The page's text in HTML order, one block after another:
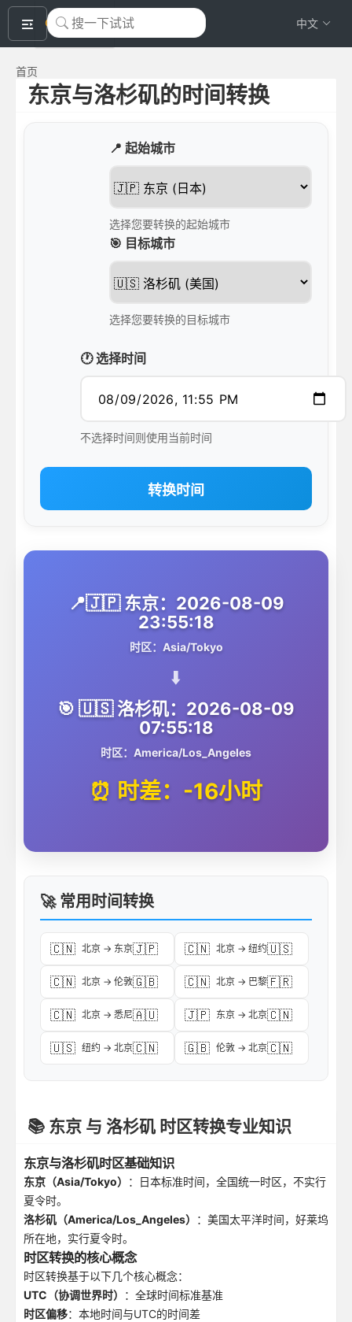
okeyTool 中文
首页
东京与洛杉矶的时间转换
📍 起始城市
选择您要转换的起始城市
🎯 目标城市
选择您要转换的目标城市
🕐 选择时间
不选择时间则使用当前时间
转换时间
📍🇯🇵 东京：2026-08-09
23:55:18
时区：Asia/Tokyo
⬇️
🎯 🇺🇸 洛杉矶：2026-08-09
07:55:18
时区：America/Los_Angeles
⏰ 时差：-16小时
🚀 常用时间转换
🇨🇳 北京 → 东京🇯🇵 🇨🇳 北京 → 纽约🇺🇸
🇨🇳 北京 → 伦敦🇬🇧 🇨🇳 北京 → 巴黎🇫🇷
🇨🇳 北京 → 悉尼🇦🇺 🇯🇵 东京 → 北京🇨🇳
🇺🇸 纽约 → 北京🇨🇳 🇬🇧 伦敦 → 北京🇨🇳
📚 东京 与 洛杉矶 时区转换专业知识
东京与洛杉矶时区基础知识
东京（Asia/Tokyo）
：日本标准时间，全国统一时区，不实行
夏令时。
洛杉矶（America/Los_Angeles）
：美国太平洋时间，好莱坞
所在地，实行夏令时。
时区转换的核心概念
时区转换基于以下几个核心概念：
UTC（协调世界时）
：全球时间标准基准
时区偏移：本地时间与UTC的时间差